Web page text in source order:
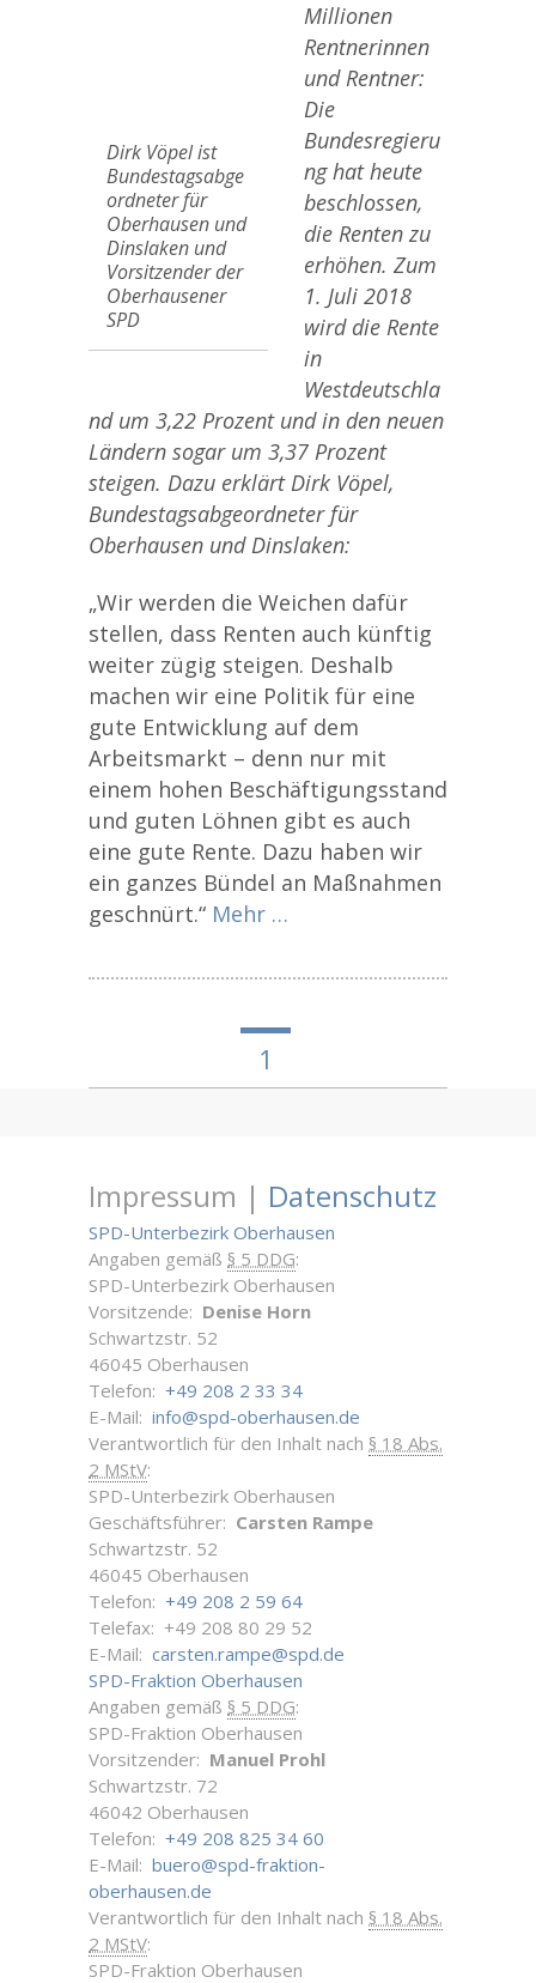
Dirk Vöpel ist
Bundestagsabge
ordneter für
Oberhausen und
Dinslaken und
Vorsitzender der
Oberhausener
SPD
Millionen
Rentnerinnen
und Rentner:
Die
Bundesregieru
ng hat heute
beschlossen,
die Renten zu
erhöhen. Zum
1. Juli 2018
wird die Rente
in
Westdeutschla
nd um 3,22 Prozent und in den neuen
Ländern sogar um 3,37 Prozent
steigen. Dazu erklärt Dirk Vöpel,
Bundestagsabgeordneter für
Oberhausen und Dinslaken:
„Wir werden die Weichen dafür
stellen, dass Renten auch künftig
weiter zügig steigen. Deshalb
machen wir eine Politik für eine
gute Entwicklung auf dem
Arbeitsmarkt – denn nur mit
einem hohen Beschäftigungsstand
und guten Löhnen gibt es auch
eine gute Rente. Dazu haben wir
ein ganzes Bündel an Maßnahmen
geschnürt.“ Mehr …
1
Impressum | Datenschutz
SPD-Unterbezirk Oberhausen
Angaben gemäß § 5 DDG:
SPD-Unterbezirk Oberhausen
Vorsitzende: Denise Horn
Schwartzstr. 52
46045 Oberhausen
Telefon: +49 208 2 33 34
E-Mail: info@spd-oberhausen.de
Verantwortlich für den Inhalt nach § 18 Abs.
2 MStV:
SPD-Unterbezirk Oberhausen
Geschäftsführer: Carsten Rampe
Schwartzstr. 52
46045 Oberhausen
Telefon: +49 208 2 59 64
Telefax: +49 208 80 29 52
E-Mail: carsten.rampe@spd.de
SPD-Fraktion Oberhausen
Angaben gemäß § 5 DDG:
SPD-Fraktion Oberhausen
Vorsitzender: Manuel Prohl
Schwartzstr. 72
46042 Oberhausen
Telefon: +49 208 825 34 60
E-Mail: buero@spd-fraktion-
oberhausen.de
Verantwortlich für den Inhalt nach § 18 Abs.
2 MStV:
SPD-Fraktion Oberhausen